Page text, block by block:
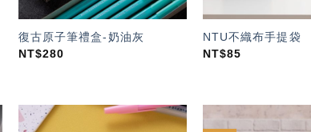
復古原子筆禮盒-奶油灰
NT$280
NTU不織布手提袋
NT$85